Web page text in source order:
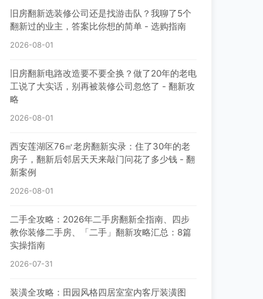
旧房翻新选装修公司还是找游击队？我聊了5个
翻新过的业主，答案比你想的简单 - 选购指南
2026-08-01
旧房翻新电路改造要不要全换？做了20年的老电
工说了大实话，别再被装修公司忽悠了 - 翻新攻
略
2026-08-01
西安莲湖区76㎡老房翻新实录：住了30年的老
房子，翻新后邻居天天来敲门问花了多少钱 - 翻
新案例
2026-08-01
二手全攻略：2026年二手房翻新全指南、四步
教你装修二手房、「二手」翻新攻略汇总：8篇
实操指南
2026-07-31
装潢全攻略：田园风格四居室室内客厅装潢图